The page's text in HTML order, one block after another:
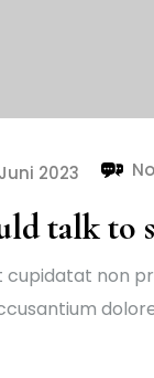
2023
talk to
non